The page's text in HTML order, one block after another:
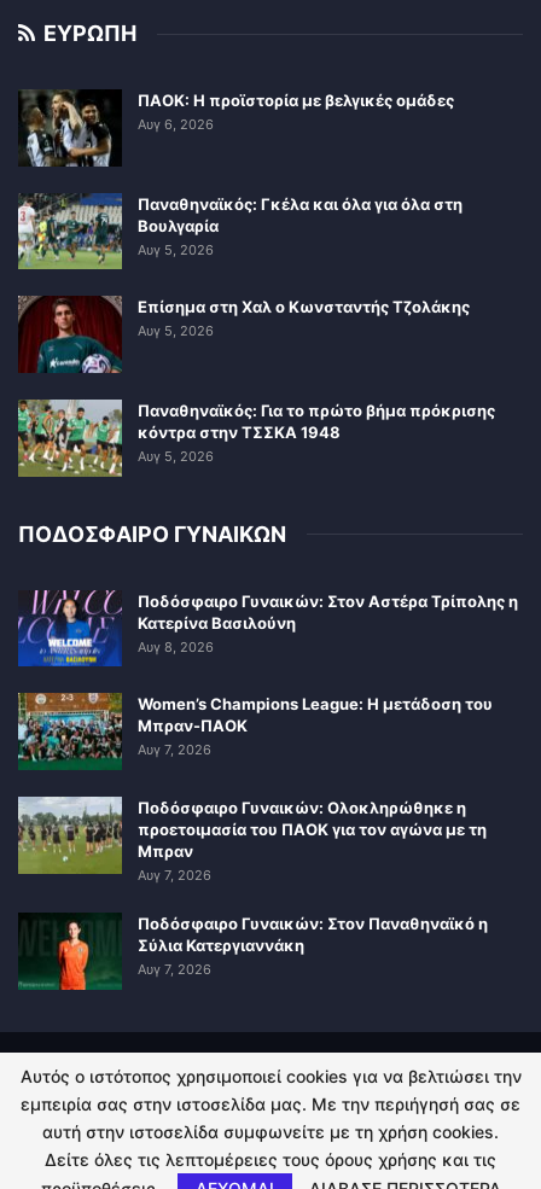
ΕΥΡΩΠΗ
ΠΑΟΚ: Η προϊστορία με βελγικές ομάδες
Αυγ 6, 2026
Παναθηναϊκός: Γκέλα και όλα για όλα στη
Βουλγαρία
Αυγ 5, 2026
Επίσημα στη Χαλ ο Κωνσταντής Τζολάκης
Αυγ 5, 2026
Παναθηναϊκός: Για το πρώτο βήμα πρόκρισης
κόντρα στην ΤΣΣΚΑ 1948
Αυγ 5, 2026
ΠΟΔΟΣΦΑΙΡΟ ΓΥΝΑΙΚΩΝ
Ποδόσφαιρο Γυναικών: Στον Αστέρα Τρίπολης η
Κατερίνα Βασιλούνη
Αυγ 8, 2026
Women’s Champions League: Η μετάδοση του
Μπραν-ΠΑΟΚ
Αυγ 7, 2026
Ποδόσφαιρο Γυναικών: Ολοκληρώθηκε η
προετοιμασία του ΠΑΟΚ για τον αγώνα με τη
Μπραν
Αυγ 7, 2026
Ποδόσφαιρο Γυναικών: Στον Παναθηναϊκό η
Σύλια Κατεργιαννάκη
Αυγ 7, 2026
ΠΟΛΙΤΙΚΗ ΑΠΟΡΡΗΤΟΥ ΕΠΙΚΟΙΝΩΝΙΑ
© 2026 - Kingsport.gr. All Rights Reserved.
Αυτός ο ιστότοπος χρησιμοποιεί cookies για να βελτιώσει την
εμπειρία σας στην ιστοσελίδα μας. Με την περιήγησή σας σε
αυτή στην ιστοσελίδα συμφωνείτε με τη χρήση cookies.
Δείτε όλες τις λεπτομέρειες τους όρους χρήσης και τις